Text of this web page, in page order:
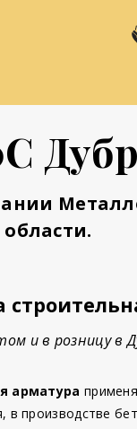
и в розницу в
арматура
в производстве